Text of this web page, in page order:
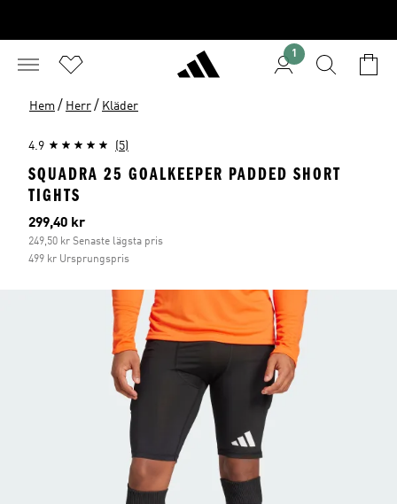
1
Hem / Herr / Kläder
4.9 (5)
SQUADRA 25 GOALKEEPER PADDED SHORT
TIGHTS
Aktuellt pris
299,40 kr
249,50 kr Senaste lägsta pris
499 kr Ursprungspris